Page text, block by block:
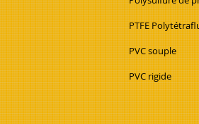
PTFE
PVC souple
PVC rigide